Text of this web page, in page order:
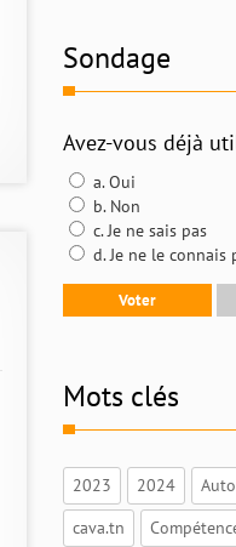
Sondage
Avez-vous déjà
a. Oui
b. Non
c. Je ne sais pas
d. Je ne le connais
Mots clés
2023 2024
cava.tn